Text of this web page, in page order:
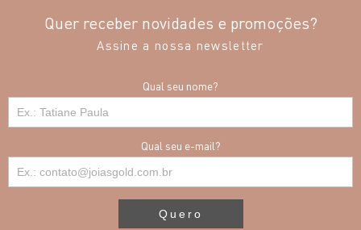
Quer receber novidades e promoções?
Assine a nossa newsletter
Qual seu nome?
Qual seu e-mail?
Quero